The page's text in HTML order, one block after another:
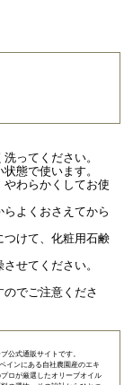
ってください。
態で使います。
わらかくしてお使
よくおさえてから
けて、化粧用石鹸
せてください。
でご注意くださ
公式通販サイトです。
インにある自社農園産のエキ
ロが厳選したオリーブオイル